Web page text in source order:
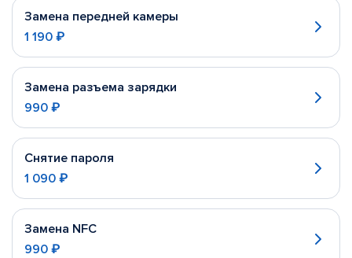
Замена передней камеры
1 190 ₽
Замена разъема зарядки
990 ₽
Снятие пароля
1 090 ₽
Замена NFC
990 ₽